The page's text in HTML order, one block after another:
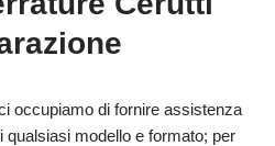
occupiamo di fornire assistenza
modello e formato; per